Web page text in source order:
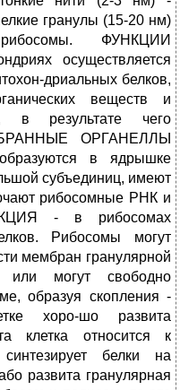
гранулы (15-20 нм)
ФУНКЦИИ
осуществляется
дриальных белков,
веществ и
в результате чего
ОРГАНЕЛЛЫ
в ядрышке
субъединиц, имеют
рибосомные РНК и
- в рибосомах
Рибосомы могут
мембран гранулярной
или могут свободно
образуя скопления -
хоро-шо развита
клетка относится к
белки на
развита гранулярная